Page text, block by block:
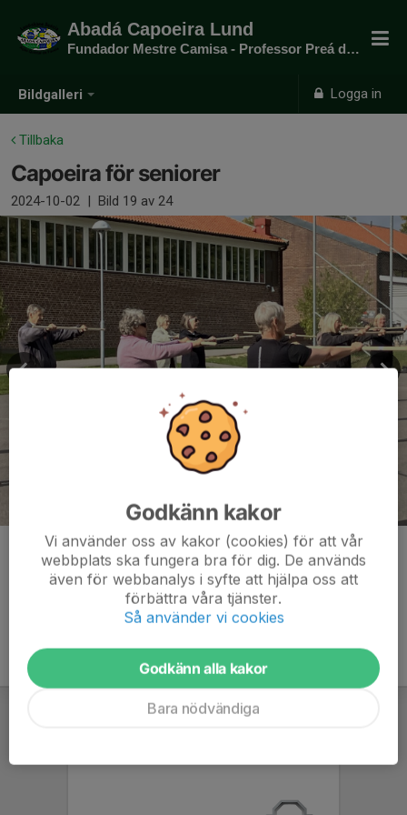
Bildgalleri Logga in
Abadá Capoeira Lund
Fundador Mestre Camisa - Professor Preá do mato
Tillbaka
Capoeira för seniorer
2024-10-02 | Bild 19 av 24
Kommentarer
Godkänn kakor
Vi använder oss av kakor (cookies) för att vår
webbplats ska fungera bra för dig. De används
även för webbanalys i syfte att hjälpa oss att
förbättra våra tjänster.
Så använder vi cookies
Godkänn alla kakor
Bara nödvändiga